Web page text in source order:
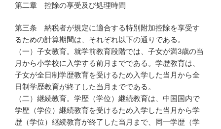
第二章 控除の享受及び処理時間
第三条 納税者が規定に適合する特別附加控除を享受す
るための計算期間は、それぞれ以下の通りである。
（一）子女教育。就学前教育段階では、子女が満3歳の当
月から小学校に入学する前月までである。学歴教育は、
子女が全日制学歴教育を受けるため入学した当月から全
日制学歴教育が終了した当月までである。
（二）継続教育。学歴（学位）継続教育は、中国国内で
学歴（学位）継続教育を受けるため入学した当月から学
歴（学位）継続教育が終了した当月まで、同一学歴（学